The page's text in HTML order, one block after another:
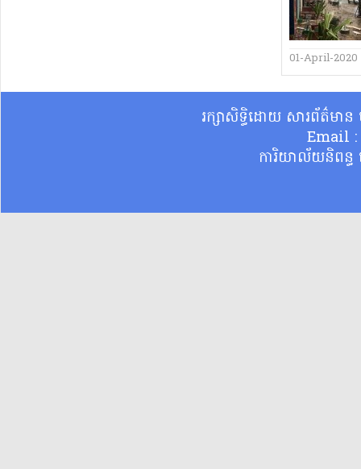
01-April-2020
រក្សាសិទ្ធិដោយ សារព័ត៌មា
Email
ការិយាល័យនិពន្ធ